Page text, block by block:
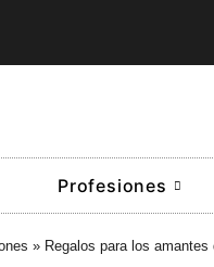
Profesiones
» Regalos para los amantes